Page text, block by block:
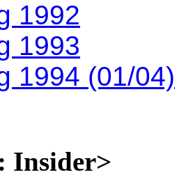
1992
1993
1994 (01/04)
Insider>